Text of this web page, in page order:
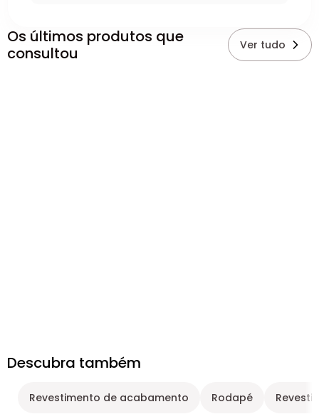
Os últimos produtos que
consultou
Ver tudo
Descubra também
Revestimento de acabamento Rodapé